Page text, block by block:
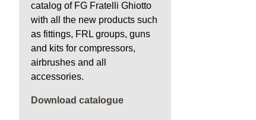
catalog of FG Fratelli Ghiotto
with all the new products such
as fittings, FRL groups, guns
and kits for compressors,
airbrushes and all
accessories.
Download catalogue